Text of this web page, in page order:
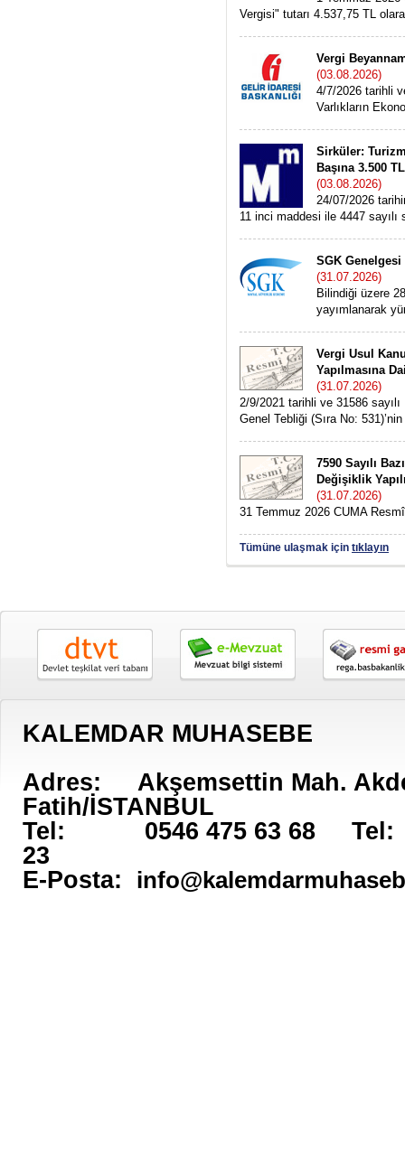
Vergisi" tutarı 4.537,75 TL
Vergi
(03.08.2026)
4/7/2026 tarihli
Varlıkların
Sirküler:
Başına 3.500
(03.08.2026)
24/07/2026
11 inci maddesi ile 4447 sayılı
SGK Genelgesi
(31.07.2026)
Bilindiği üzere
yayımlanarak
Vergi Usul
Yapılmasına
(31.07.2026)
2/9/2021 tarihli ve 31586
Genel Tebliği (Sıra No:
7590 Sayılı
Değişiklik
(31.07.2026)
31 Temmuz 2026 CUMA
Tümüne ulaşmak için tıklayın
KALEMDAR MUHASEBE
Adres: Akşemsettin Mah.
Fatih/İSTANBUL
Tel: 0546 475 63 68 Tel:
23
E-Posta: